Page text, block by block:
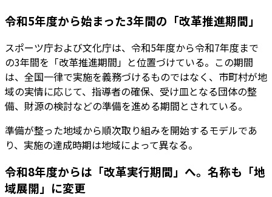
令和5年度から始まった3年間の「改革推進期間」
スポーツ庁および文化庁は、令和5年度から令和7年度まで
の3年間を「改革推進期間」と位置づけている。この期間
は、全国一律で実施を義務づけるものではなく、市町村が地
域の実情に応じて、指導者の確保、受け皿となる団体の整
備、財源の検討などの準備を進める期間とされている。
準備が整った地域から順次取り組みを開始するモデルであ
り、実施の達成時期は地域によって異なる。
令和8年度からは「改革実行期間」へ。名称も「地
域展開」に変更